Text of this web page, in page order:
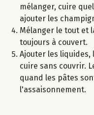
mélanger, cuire
ajouter les
Mélanger le tout et
toujours à couvert.
Ajouter les liquides,
cuire sans couvrir.
quand les pâtes
l'assaisonnement.